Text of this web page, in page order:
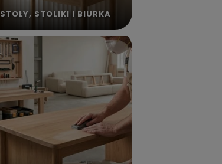
STOŁY, STOLIKI I BIURKA